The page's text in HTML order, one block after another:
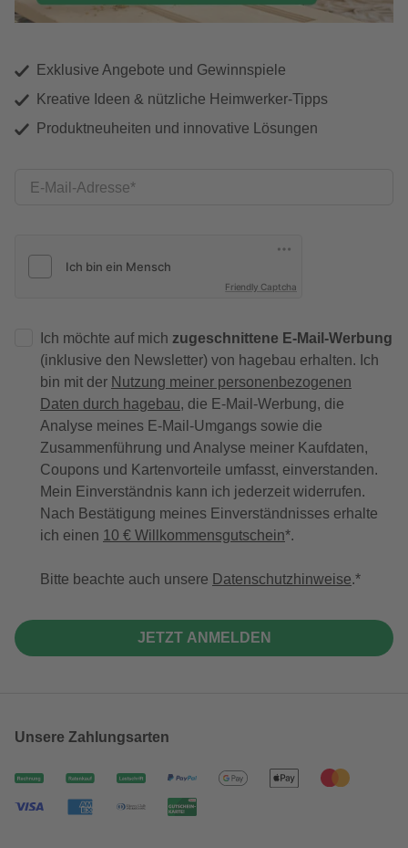
Exklusive Angebote und Gewinnspiele
Kreative Ideen & nützliche Heimwerker-Tipps
Produktneuheiten und innovative Lösungen
E-Mail-Adresse
Friendly Captcha
Ich möchte auf mich zugeschnittene E-Mail-Werbung
(inklusive den Newsletter) von hagebau erhalten. Ich
bin mit der Nutzung meiner personenbezogenen
Daten durch hagebau, die E-Mail-Werbung, die
Analyse meines E-Mail-Umgangs sowie die
Zusammenführung und Analyse meiner Kaufdaten,
Coupons und Kartenvorteile umfasst, einverstanden.
Mein Einverständnis kann ich jederzeit widerrufen.
Nach Bestätigung meines Einverständnisses erhalte
ich einen 10 € Willkommensgutschein*.
Bitte beachte auch unsere Datenschutzhinweise.
JETZT ANMELDEN
Unsere Zahlungsarten